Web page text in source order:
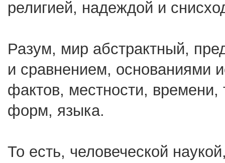
религией, надеждой и
Разум, мир абстрактный,
и сравнением, основаниями
фактов, местности, времени,
форм, языка.
То есть, человеческой